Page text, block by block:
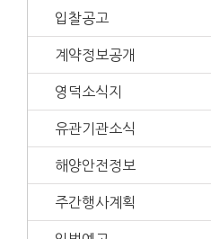
입찰공고
계약정보공개
영덕소식지
유관기관소식
해양안전정보
주간행사계획